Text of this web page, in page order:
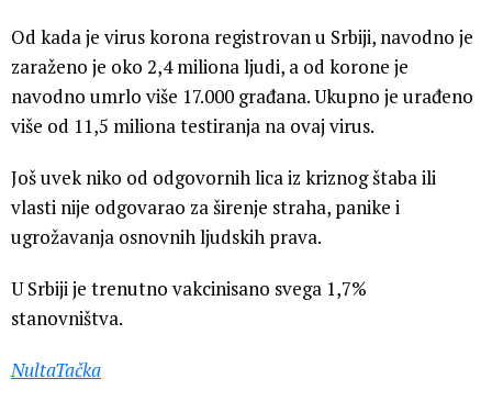
Od kada je virus korona registrovan u Srbiji, navodno je
zaraženo je oko 2,4 miliona ljudi, a od korone je
navodno umrlo više 17.000 građana. Ukupno je urađeno
više od 11,5 miliona testiranja na ovaj virus.
Još uvek niko od odgovornih lica iz kriznog štaba ili
vlasti nije odgovarao za širenje straha, panike i
ugrožavanja osnovnih ljudskih prava.
U Srbiji je trenutno vakcinisano svega 1,7%
stanovništva.
NultaTačka